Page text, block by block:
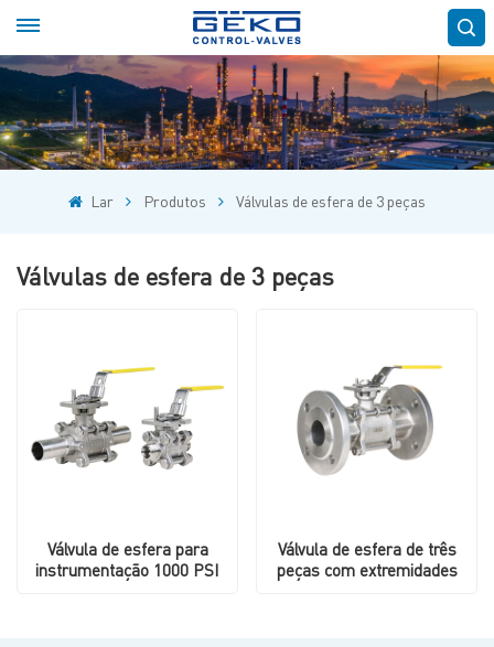
Lar Produtos Válvulas de esfera de 3 peças
Válvulas de esfera de 3 peças
Válvula de esfera para
instrumentação 1000 PSI
Válvula de esfera de três
peças com extremidades